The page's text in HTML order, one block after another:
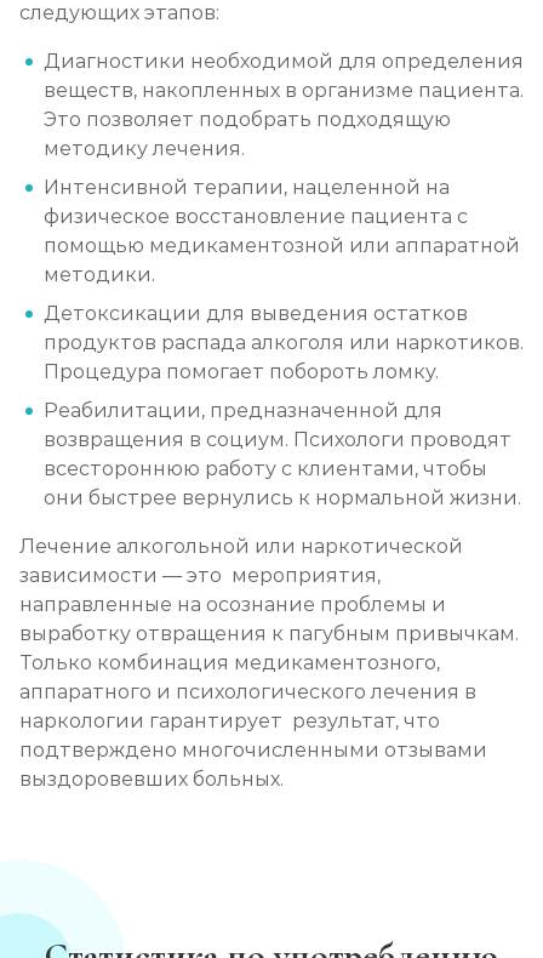
следующих этапов:
Диагностики необходимой для определения
веществ, накопленных в организме пациента.
Это позволяет подобрать подходящую
методику лечения.
Интенсивной терапии, нацеленной на
физическое восстановление пациента с
помощью медикаментозной или аппаратной
методики.
Детоксикации для выведения остатков
продуктов распада алкоголя или наркотиков.
Процедура помогает побороть ломку.
Реабилитации, предназначенной для
возвращения в социум. Психологи проводят
всестороннюю работу с клиентами, чтобы
они быстрее вернулись к нормальной жизни.
Лечение алкогольной или наркотической
зависимости — это мероприятия,
направленные на осознание проблемы и
выработку отвращения к пагубным привычкам.
Только комбинация медикаментозного,
аппаратного и психологического лечения в
наркологии гарантирует результат, что
подтверждено многочисленными отзывами
выздоровевших больных.